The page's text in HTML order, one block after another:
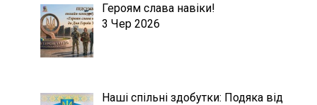
Героям слава навіки!
3 Чер 2026
Наші спільні здобутки: Подяка від